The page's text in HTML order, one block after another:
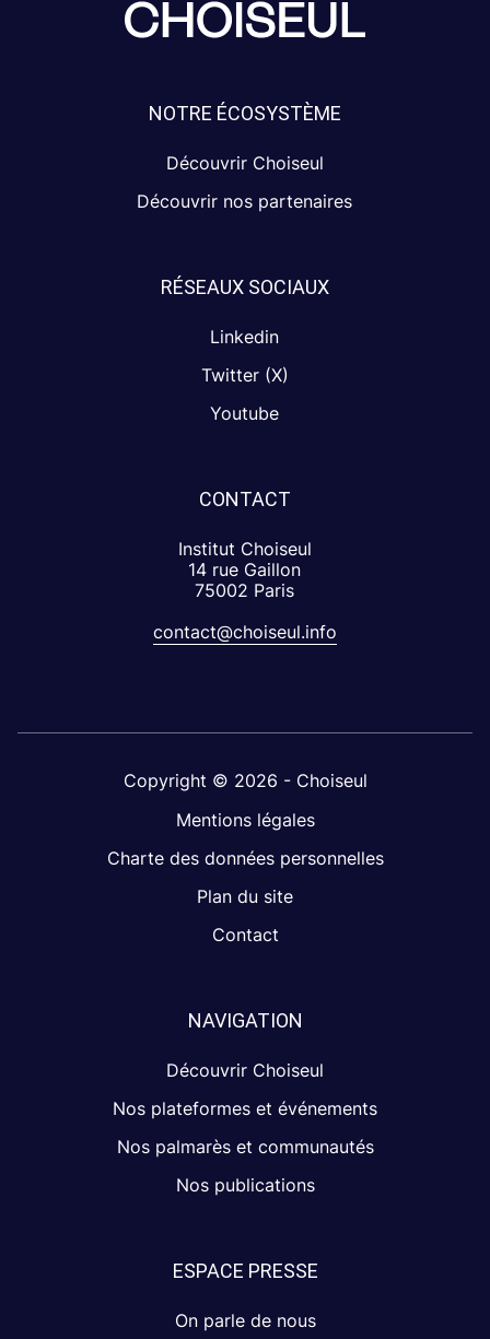
NOTRE ÉCOSYSTÈME
Découvrir Choiseul
Découvrir nos partenaires
RÉSEAUX SOCIAUX
Linkedin
Twitter (X)
Youtube
CONTACT
Institut Choiseul
14 rue Gaillon
75002 Paris
contact@choiseul.info
Copyright © 2026 - Choiseul
Mentions légales
Charte des données personnelles
Plan du site
Contact
NAVIGATION
Découvrir Choiseul
Nos plateformes et événements
Nos palmarès et communautés
Nos publications
ESPACE PRESSE
On parle de nous